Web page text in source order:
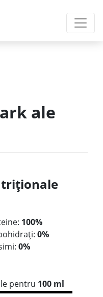
ale
100%
0%
0%
pentru 100 ml